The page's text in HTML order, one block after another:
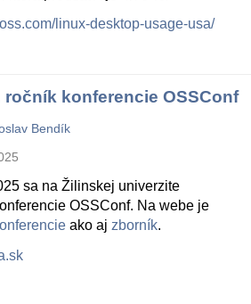
linux-desktop-usage-usa/
ročník konferencie OSSConf
Bendík
sa na Žilinskej univerzite
OSSConf. Na webe je
ako aj zborník.